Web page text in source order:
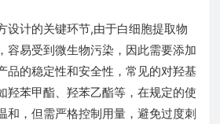
设计的关键环节,由于白细胞提取物
容易受到微生物污染，因此需要添加
品的稳定性和安全性，常见的对羟基
羟苯甲酯、羟苯乙酯等，在规定的使
和，但需严格控制用量，避免过度刺